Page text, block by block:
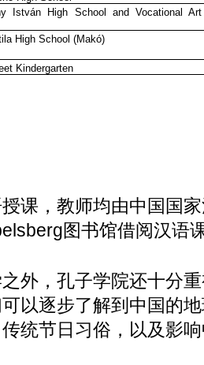
István High School and Vocational Art
High School (Makó)
Kindergarten
课，教师均由中国国
图书馆借阅汉语
外，孔子学院还十分
以逐步了解到中国的
统节日习俗，以及影